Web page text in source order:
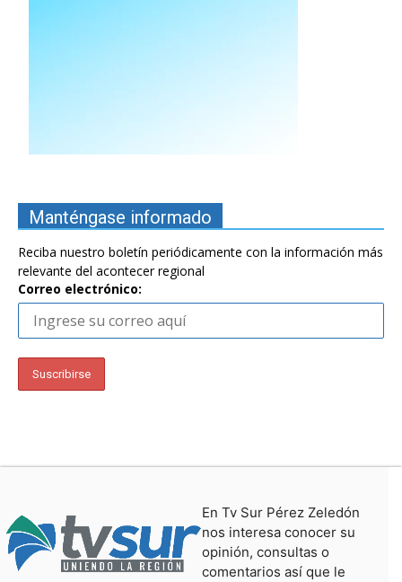
Manténgase informado
Reciba nuestro boletín periódicamente con la información más
relevante del acontecer regional
Correo electrónico:
En Tv Sur Pérez Zeledón
nos interesa conocer su
opinión, consultas o
comentarios así que le